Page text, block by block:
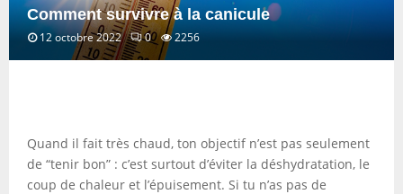
Comment survivre à la canicule
12 octobre 2022 0 2256
Quand il fait très chaud, ton objectif n’est pas seulement
de “tenir bon” : c’est surtout d’éviter la déshydratation, le
coup de chaleur et l’épuisement. Si tu n’as pas de